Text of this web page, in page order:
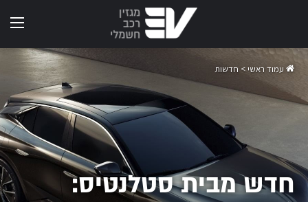
עמוד ראשי> חדשות
חדש מבית סטלנטיס: